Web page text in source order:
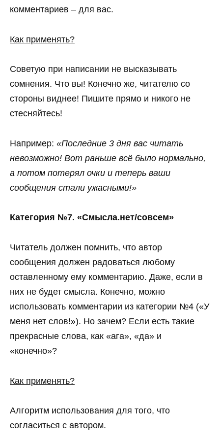
комментариев – для вас.
Как применять?
Советую при написании не высказывать
сомнения. Что вы! Конечно же, читателю со
стороны виднее! Пишите прямо и никого не
стесняйтесь!
Например: «Последние 3 дня вас читать
невозможно! Вот раньше всё было нормально,
а потом потерял очки и теперь ваши
сообщения стали ужасными!»
Категория №7. «Смысла.нет/совсем»
Читатель должен помнить, что автор
сообщения должен радоваться любому
оставленному ему комментарию. Даже, если в
них не будет смысла. Конечно, можно
использовать комментарии из категории №4 («У
меня нет слов!»). Но зачем? Если есть такие
прекрасные слова, как «ага», «да» и
«конечно»?
Как применять?
Алгоритм использования для того, что
согласиться с автором.